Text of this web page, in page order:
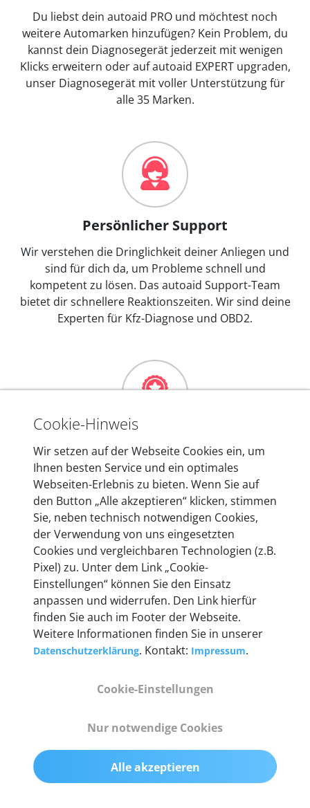
Du liebst dein autoaid PRO und möchtest noch
weitere Automarken hinzufügen? Kein Problem, du
kannst dein Diagnosegerät jederzeit mit wenigen
Klicks erweitern oder auf autoaid EXPERT upgraden,
unser Diagnosegerät mit voller Unterstützung für
alle 35 Marken.
Persönlicher Support
Wir verstehen die Dringlichkeit deiner Anliegen und
sind für dich da, um Probleme schnell und
kompetent zu lösen. Das autoaid Support-Team
bietet dir schnellere Reaktionszeiten. Wir sind deine
Experten für Kfz-Diagnose und OBD2.
Mehr als 10 Jahre Erfahrung
In den Kfz-Diagnosegeräten von autoaid stecken
mehr als 10 Jahre Erfahrung, und auch in Zukunft
entwickeln wir unsere Produkte am Standort in
Berlin laufend weiter. Auf diese Qualität vertrauen
heute mehr als 60.000 Privatkunden und
Unternehmen.
Technische Details &
Gewicht
Cookie-Hinweis
Wir setzen auf der Webseite Cookies ein, um
Ihnen besten Service und ein optimales
Webseiten-Erlebnis zu bieten. Wenn Sie auf
den Button „Alle akzeptieren“ klicken, stimmen
Sie, neben technisch notwendigen Cookies,
der Verwendung von uns eingesetzten
Cookies und vergleichbaren Technologien (z.B.
Pixel) zu. Unter dem Link „Cookie-
Einstellungen“ können Sie den Einsatz
anpassen und widerrufen. Den Link hierfür
finden Sie auch im Footer der Webseite.
Weitere Informationen finden Sie in unserer
Datenschutzerklärung. Kontakt: Impressum.
Cookie-Einstellungen
Nur notwendige Cookies
Alle akzeptieren